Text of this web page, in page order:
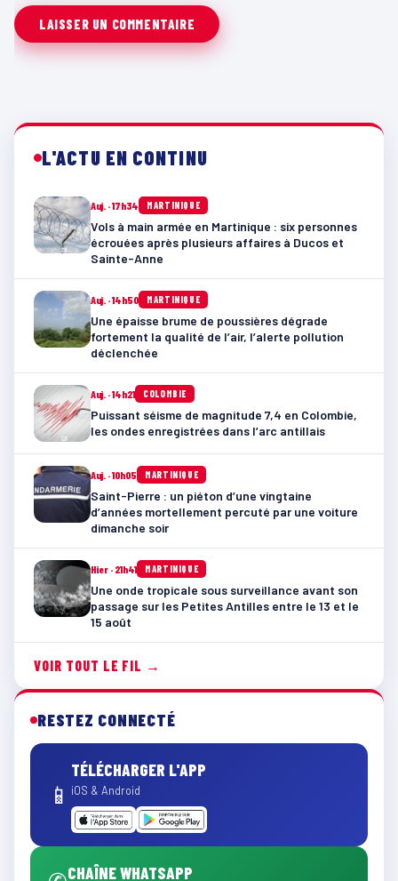
L'ACTU EN CONTINU
Auj. · 17h34 MARTINIQUE
Vols à main armée en Martinique : six personnes
écrouées après plusieurs affaires à Ducos et
Sainte-Anne
Auj. · 14h50 MARTINIQUE
Une épaisse brume de poussières dégrade
fortement la qualité de l’air, l’alerte pollution
déclenchée
Auj. · 14h21 COLOMBIE
Puissant séisme de magnitude 7,4 en Colombie,
les ondes enregistrées dans l’arc antillais
Auj. · 10h05 MARTINIQUE
Saint-Pierre : un piéton d’une vingtaine
d’années mortellement percuté par une voiture
dimanche soir
Hier · 21h41 MARTINIQUE
Une onde tropicale sous surveillance avant son
passage sur les Petites Antilles entre le 13 et le
15 août
VOIR TOUT LE FIL →
RESTEZ CONNECTÉ
📱
TÉLÉCHARGER L'APP
iOS & Android
CHAÎNE WHATSAPP